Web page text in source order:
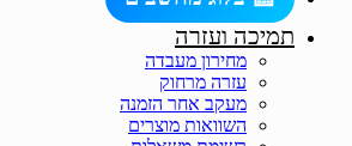
format_underlined הוסף קו תחתון לקישורים
font_download סמן קישוריםתמיכה ועזרה
מחירון מעבדה
עזרה מרחוק
מעקב אחר הזמנה
השוואות מוצרים